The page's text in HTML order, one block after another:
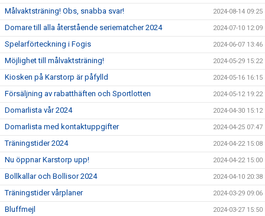
Målvaktsträning! Obs, snabba svar! 2024-08-14 09:25
Domare till alla återstående seriematcher 2024 2024-07-10 12:09
Spelarförteckning i Fogis 2024-06-07 13:46
Möjlighet till målvaktsträning! 2024-05-29 15:22
Kiosken på Karstorp är påfylld 2024-05-16 16:15
Försäljning av rabatthäften och Sportlotten 2024-05-12 19:22
Domarlista vår 2024 2024-04-30 15:12
Domarlista med kontaktuppgifter 2024-04-25 07:47
Träningstider 2024 2024-04-22 15:08
Nu öppnar Karstorp upp! 2024-04-22 15:00
Bollkallar och Bollisor 2024 2024-04-10 20:38
Träningstider vårplaner 2024-03-29 09:06
Bluffmejl 2024-03-27 15:50